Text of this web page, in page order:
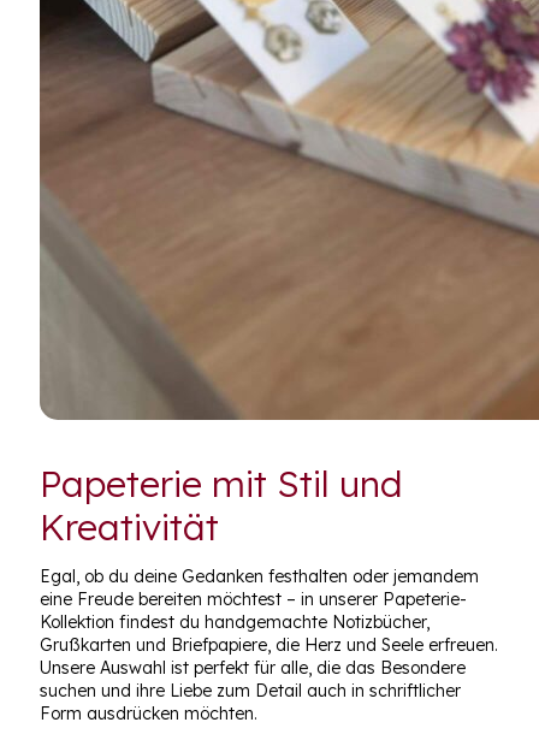
Papeterie mit Stil und
Kreativität
Egal, ob du deine Gedanken festhalten oder jemandem
eine Freude bereiten möchtest – in unserer Papeterie-
Kollektion findest du handgemachte Notizbücher,
Grußkarten und Briefpapiere, die Herz und Seele erfreuen.
Unsere Auswahl ist perfekt für alle, die das Besondere
suchen und ihre Liebe zum Detail auch in schriftlicher
Form ausdrücken möchten.